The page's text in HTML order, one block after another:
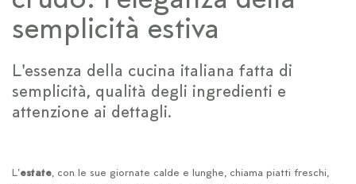
semplicità estiva
L'essenza della cucina italiana fatta di
semplicità, qualità degli ingredienti e
attenzione ai dettagli.
L'estate, con le sue giornate calde e lunghe, chiama piatti freschi,